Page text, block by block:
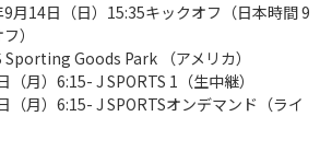
14日（日）15:35キックオフ（日本時間 9
）
Goods Park （アメリカ）
）6:15- J SPORTS 1（生中継）
）6:15- J SPORTSオンデマンド（ライ